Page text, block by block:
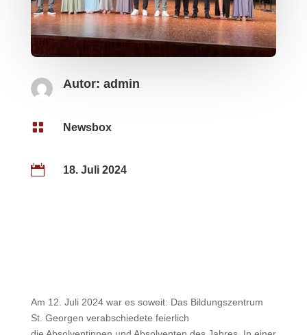
Autor: admin
 Newsbox
 18. Juli 2024
Am 12. Juli 2024 war es soweit: Das Bildungszentrum
St. Georgen verabschiedete feierlich